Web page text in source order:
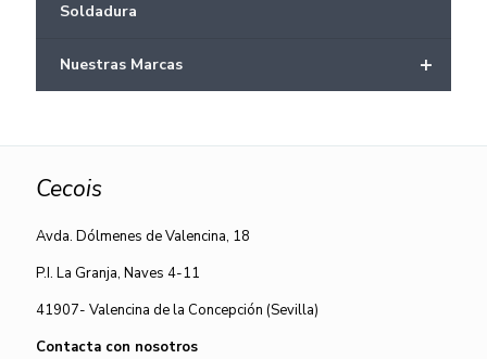
Soldadura
+
Nuestras Marcas
Cecois
Avda. Dólmenes de Valencina, 18
P.I. La Granja, Naves 4-11
41907- Valencina de la Concepción (Sevilla)
Contacta con nosotros